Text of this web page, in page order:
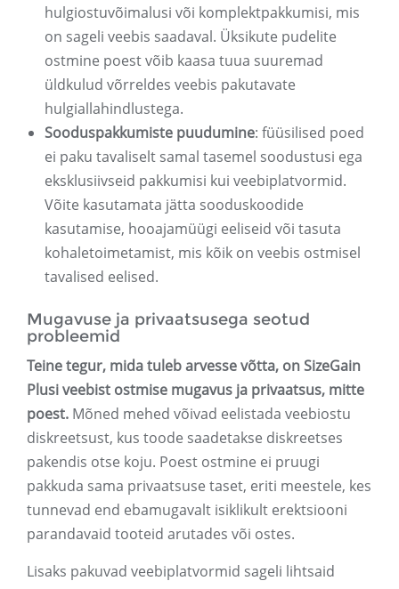
hulgiostuvõimalusi või komplektpakkumisi, mis
on sageli veebis saadaval. Üksikute pudelite
ostmine poest võib kaasa tuua suuremad
üldkulud võrreldes veebis pakutavate
hulgiallahindlustega.
Sooduspakkumiste puudumine: füüsilised poed
ei paku tavaliselt samal tasemel soodustusi ega
eksklusiivseid pakkumisi kui veebiplatvormid.
Võite kasutamata jätta sooduskoodide
kasutamise, hooajamüügi eeliseid või tasuta
kohaletoimetamist, mis kõik on veebis ostmisel
tavalised eelised.
Mugavuse ja privaatsusega seotud
probleemid
Teine tegur, mida tuleb arvesse võtta, on SizeGain
Plusi veebist ostmise mugavus ja privaatsus, mitte
poest. Mõned mehed võivad eelistada veebiostu
diskreetsust, kus toode saadetakse diskreetses
pakendis otse koju. Poest ostmine ei pruugi
pakkuda sama privaatsuse taset, eriti meestele, kes
tunnevad end ebamugavalt isiklikult erektsiooni
parandavaid tooteid arutades või ostes.
Lisaks pakuvad veebiplatvormid sageli lihtsaid